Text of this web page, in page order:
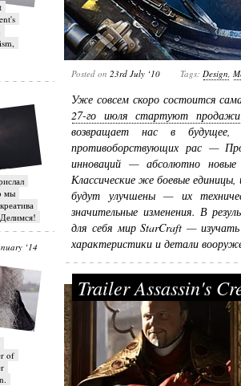
мы
‘14
of
Posted on 23rd July ‘10 Tags: Design,
Уже совсем скоро состоится
27-го июля стартуют
возвращает нас в
противоборствующих рас —
инноваций — абсолютно
Классические же боевые
будут улучшены — их
значительные изменения. В
для себя мир StarCraft — изучать
характеристики и детали
Trailer Assassin's